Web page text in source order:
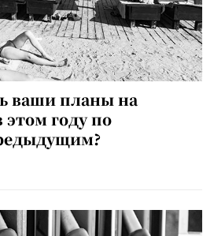
ваши планы на
году по